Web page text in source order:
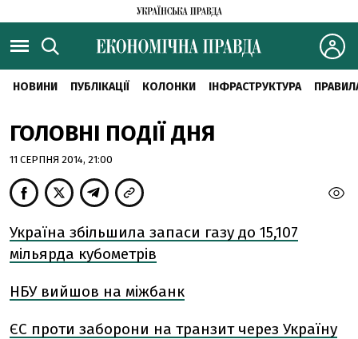
НОВИНИ ПУБЛІКАЦІЇ КОЛОНКИ ІНФРАСТРУКТУРА
ГОЛОВНІ ПОДІЇ ДНЯ
11 СЕРПНЯ 2014, 21:00
Україна збільшила запаси газу до 15,107
мільярда кубометрів
НБУ вийшов на міжбанк
ЄС проти заборони на транзит через Україну